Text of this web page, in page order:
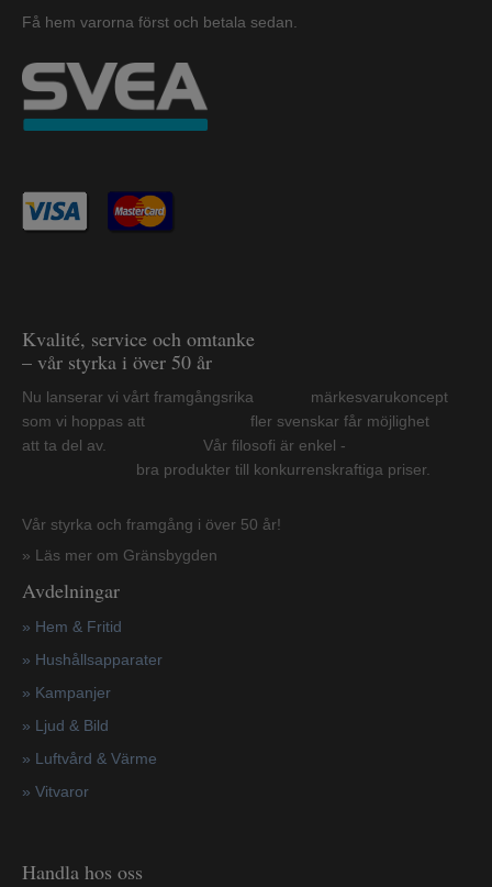
Få hem varorna först och betala sedan.
Kvalité, service och omtanke
– vår styrka i över 50 år
Nu lanserar vi vårt framgångsrika märkesvarukoncept
som vi hoppas att fler svenskar får möjlighet
att ta del av. Vår filosofi är enkel -
bra produkter till konkurrenskraftiga priser.
Vår styrka och framgång i över 50 år!
» Läs mer om Gränsbygden
Avdelningar
» Hem & Fritid
» Hushållsapparater
» Kampanjer
» Ljud & Bild
» Luftvård & Värme
» Vitvaror
Handla hos oss